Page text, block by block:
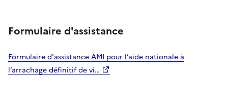
Formulaire d'assistance
Formulaire d'assistance AMI pour l’aide nationale à
l’arrachage définitif de vi…